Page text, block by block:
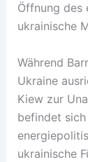
Öffnung des
ukrainische
Während
Ukraine
Kiew zur
befindet
ukrainische